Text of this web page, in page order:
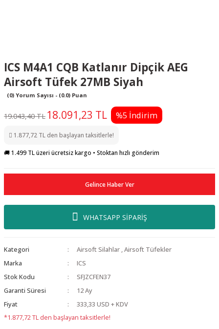
ICS M4A1 CQB Katlanır Dipçik AEG
Airsoft Tüfek 27MB Siyah
(0) Yorum Sayısı - (0.0) Puan
19.043,40 TL 18.091,23 TL %5 İndirim
1.877,72 TL den başlayan taksitlerle!
🚚 1.499 TL üzeri ücretsiz kargo • Stoktan hızlı gönderim
Gelince Haber Ver
WHATSAPP SİPARİŞ
Kategori Airsoft Silahlar ,Airsoft Tüfekler
Marka
ICS
Stok Kodu
SFJZCFEN37
Garanti Süresi
12 Ay
Fiyat
333,33 USD + KDV
*1.877,72 TL den başlayan taksitlerle!